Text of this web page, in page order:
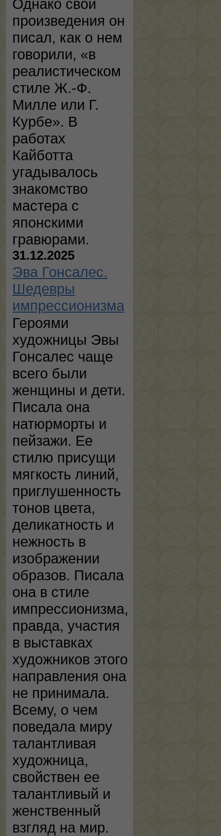
Однако свои
произведения он
писал, как о нем
говорили, «в
реалистическом
стиле Ж.-Ф.
Милле или Г.
Курбе». В
работах
Кайботта
угадывалось
знакомство
мастера с
японскими
гравюрами.
31.12.2025
Эва Гонсалес.
Шедевры
импрессионизма
Героями
художницы Эвы
Гонсалес чаще
всего были
женщины и дети.
Писала она
натюрморты и
пейзажи. Ее
стилю присущи
мягкость линий,
приглушенность
тонов цвета,
деликатность и
нежность в
изображении
образов. Писала
она в стиле
импрессионизма,
правда, участия
в выставках
художников этого
направления она
не принимала.
Всему, о чем
поведала миру
талантливая
художница,
свойствен ее
талантливый и
женственный
взгляд на мир.